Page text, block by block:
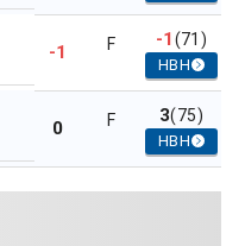
-1 F -1(71)
HBH
0 F 3(75)
HBH